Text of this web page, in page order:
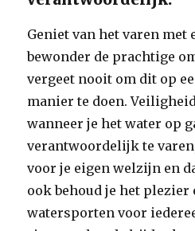
Geniet van het varen met
bewonder de prachtige
vergeet nooit om dit op
manier te doen.
wanneer je het water op
verantwoordelijk te
voor je eigen welzijn en
ook behoud je het
watersporten voor